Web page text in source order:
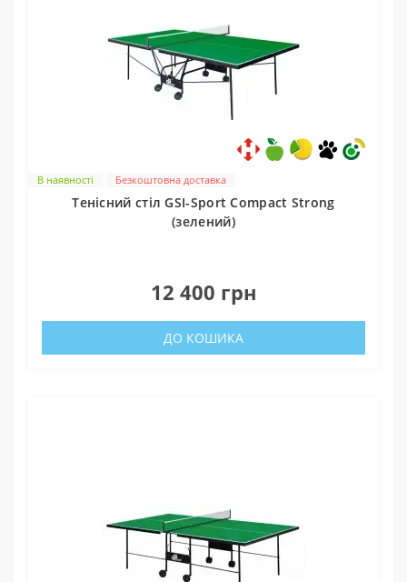
В наявності Безкоштовна доставка
Тенісний стіл GSI-Sport Compact Strong
(зелений)
12 400 грн
ДО КОШИКА